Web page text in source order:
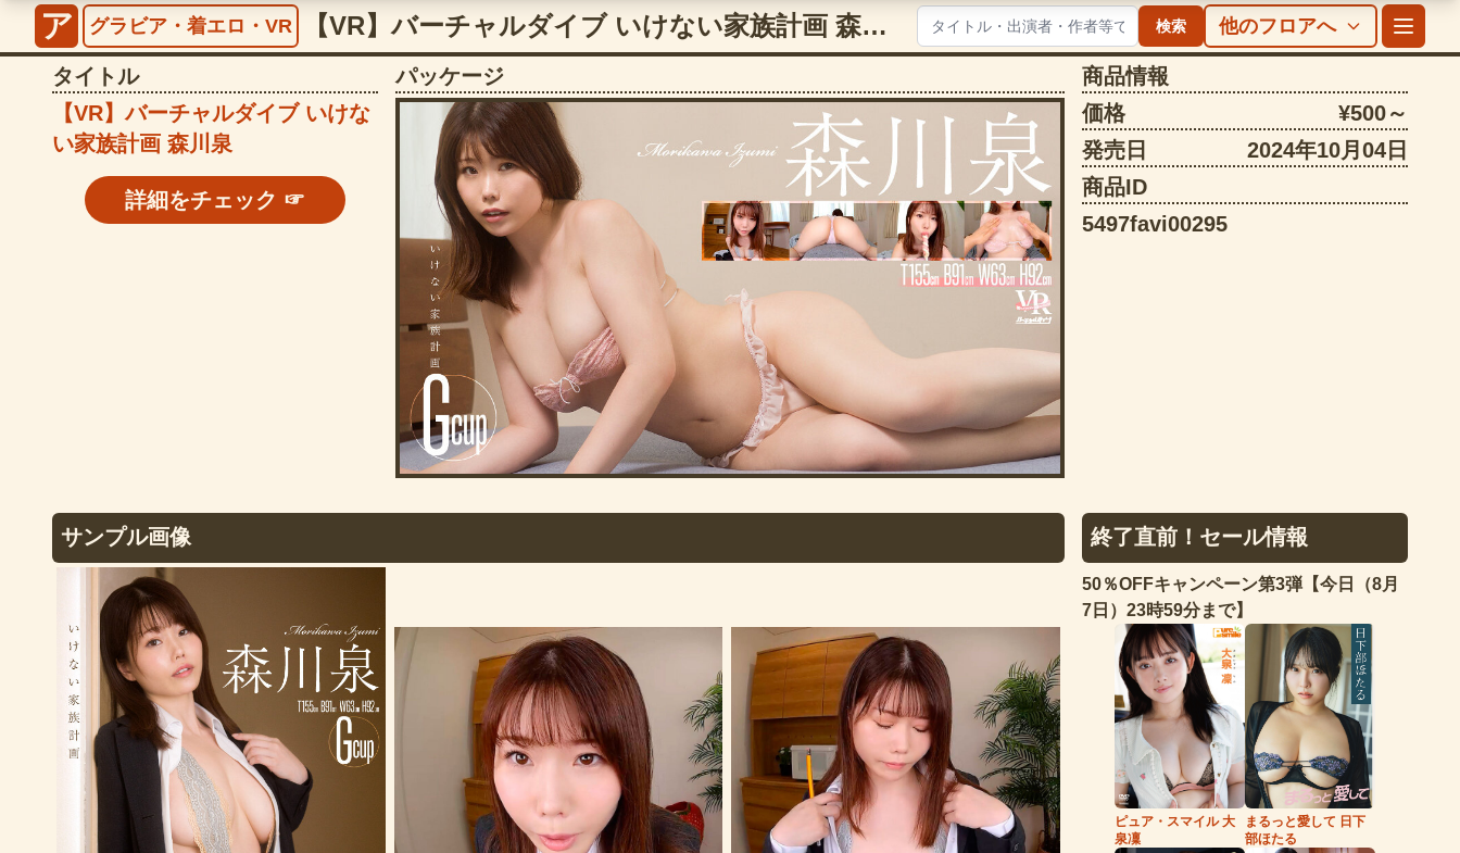
ア グラビア・着エロ・VR 【VR】バーチャルダイブ いけない家族計画 森川泉【5497favi00295】 検索 他のフロアへ
パッケージ
商品情報
価格
¥500～
発売日
2024年10月04日
商品ID
5497favi00295
タイトル
【VR】バーチャルダイブ いけな
い家族計画 森川泉
詳細をチェック ☞
サンプル画像 終了直前！セール情報
50％OFFキャンペーン第3弾【今日（8月
7日）23時59分まで】
ピュア・スマイル 大
泉凜
まるっと愛して 日下
部ほたる